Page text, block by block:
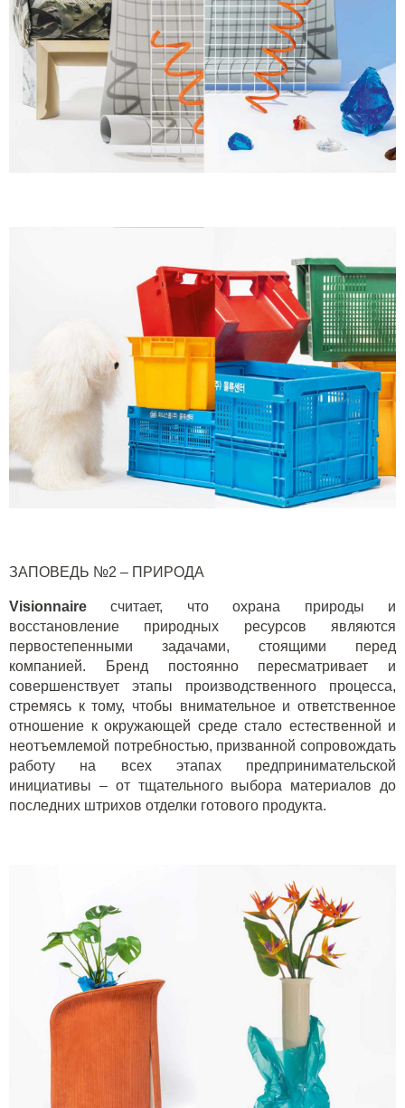
ЗАПОВЕДЬ №2 – ПРИРОДА
Visionnaire
считает, что охрана природы и
восстановление природных ресурсов являются
первостепенными задачами, стоящими перед
компанией. Бренд постоянно пересматривает и
совершенствует этапы производственного процесса,
стремясь к тому, чтобы внимательное и ответственное
отношение к окружающей среде стало естественной и
неотъемлемой потребностью, призванной сопровождать
работу на всех этапах предпринимательской
инициативы – от тщательного выбора материалов до
последних штрихов отделки готового продукта.